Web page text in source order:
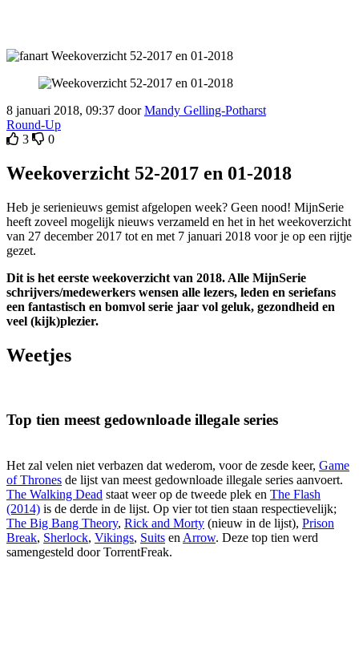
8 januari 2018, 09:37 doorMandy Gelling-Potharst
Round-Up
3
0
Weekoverzicht 52-2017 en 01-2018
Heb je serienieuws gemist afgelopen week? Geen nood! MijnSerie
heeft zoveel mogelijk nieuws verzameld en het in het weekoverzicht
van 27 december 2017 tot en met 7 januari 2018 voor je op een rijtje
gezet.
Dit is het eerste weekoverzicht van 2018. Alle MijnSerie
schrijvers/medewerkers wensen alle lezers, leden en seriefans
een fantastisch en bomvol serie jaar vol geluk, gezondheid en
veel (kijk)plezier.
Weetjes
Top tien meest gedownloade illegale series
Het zal velen niet verbazen dat wederom, voor de zesde keer, Game
of Thrones de lijst van meest gedownloade illegale series aanvoert.
The Walking Dead staat weer op de tweede plek en The Flash
(2014) is de derde in de lijst. Op vier tot tien staan respectievelijk;
The Big Bang Theory, Rick and Morty (nieuw in de lijst), Prison
Break, Sherlock, Vikings, Suits en Arrow. Deze top tien werd
samengesteld door TorrentFreak.